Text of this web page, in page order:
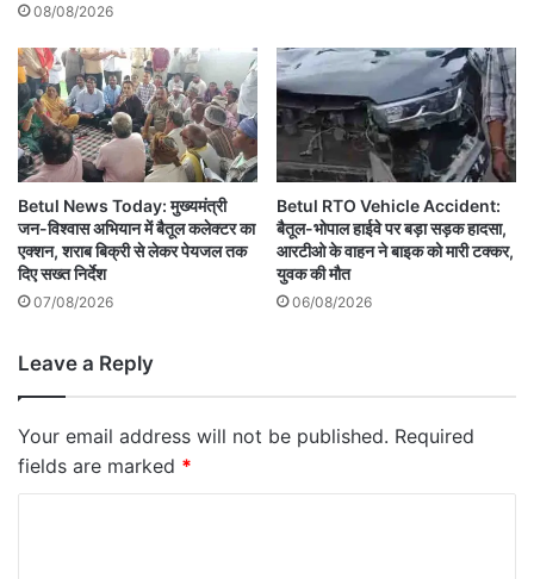
08/08/2026
Betul News Today: मुख्यमंत्री
जन-विश्वास अभियान में बैतूल कलेक्टर का
एक्शन, शराब बिक्री से लेकर पेयजल तक
दिए सख्त निर्देश
07/08/2026
Betul RTO Vehicle Accident:
बैतूल-भोपाल हाईवे पर बड़ा सड़क हादसा,
आरटीओ के वाहन ने बाइक को मारी टक्कर,
युवक की मौत
06/08/2026
Leave a Reply
Your email address will not be published. Required
fields are marked *